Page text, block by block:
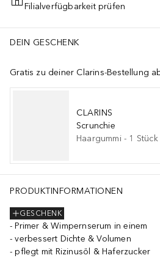
IN DEN
Filialverfügbarkeit prüfen
DEIN GESCHENK
Gratis zu deiner Clarins-Bestellung
CLARINS
Scrunchie
Haargummi- 1 Stück
PRODUKTINFORMATIONEN
GESCHENK
Primer & Wimpernserum in einem
verbessert Dichte & Volumen
pflegt mit Rizinusöl & Haferzucker